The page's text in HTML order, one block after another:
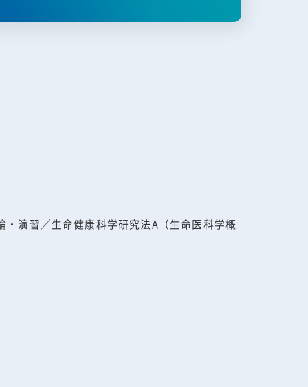
演習／生命健康科学研究法A（生命医科学概